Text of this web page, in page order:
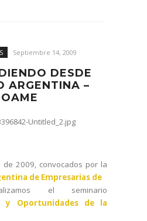
Septiembre 14, 2009
DESDE
ARGENTINA –
OAME
2009, convocados por la
de Empresarias de
el seminario
y Oportunidades de la